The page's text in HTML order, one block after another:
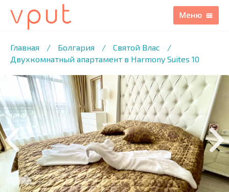
Главная / Болгария / Святой Влас
/
Двухкомнатный апартамент в Harmony Suites 10
/19 ФОТО